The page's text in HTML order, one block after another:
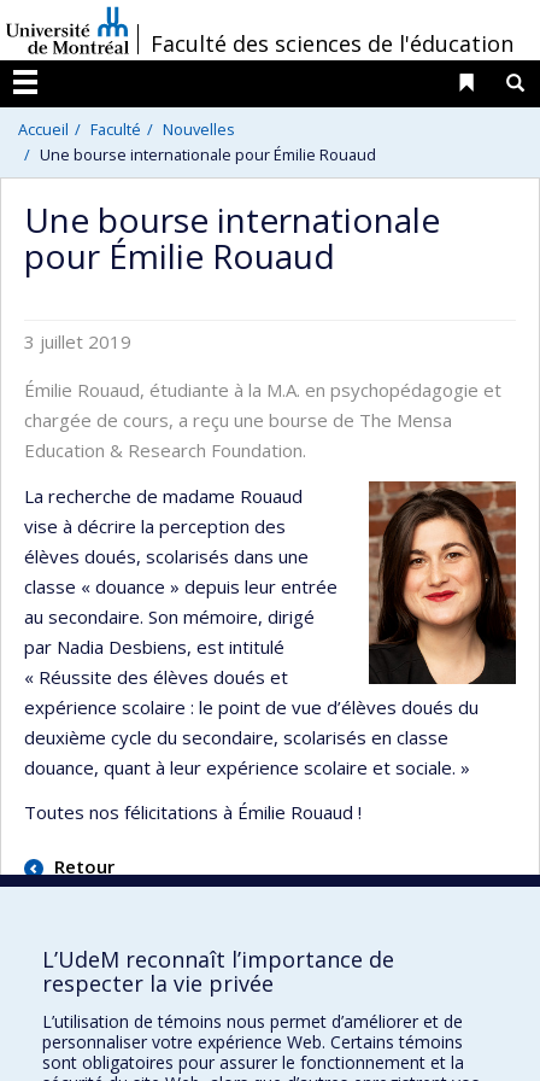
au
contenu
/Faculté des sciences de l'éducation
Menu
Liens
Accueil Faculté
Nouvelles
Une bourse internationale pour Émilie Rouaud
Une bourse internationale
pour Émilie Rouaud
3 juillet 2019
Émilie Rouaud, étudiante à la M.A. en psychopédagogie et
chargée de cours, a reçu une bourse de The Mensa
Education & Research Foundation.
La recherche de madame Rouaud
vise à décrire la perception des
élèves doués, scolarisés dans une
classe « douance » depuis leur entrée
au secondaire. Son mémoire, dirigé
par Nadia Desbiens, est intitulé
« Réussite des élèves doués et
expérience scolaire : le point de vue d’élèves doués du
deuxième cycle du secondaire, scolarisés en classe
douance, quant à leur expérience scolaire et sociale. »
Toutes nos félicitations à Émilie Rouaud !
Retour
Faculté des sciences de l'éducation
L’UdeM reconnaît l’importance de
respecter la vie privée
L’utilisation de témoins nous permet d’améliorer et de
personnaliser votre expérience Web. Certains témoins
sont obligatoires pour assurer le fonctionnement et la